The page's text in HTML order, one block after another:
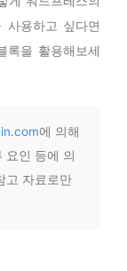
사용하고 싶다면
록을 활용해보세
에 의해
요인 등에 의
고 자료로만